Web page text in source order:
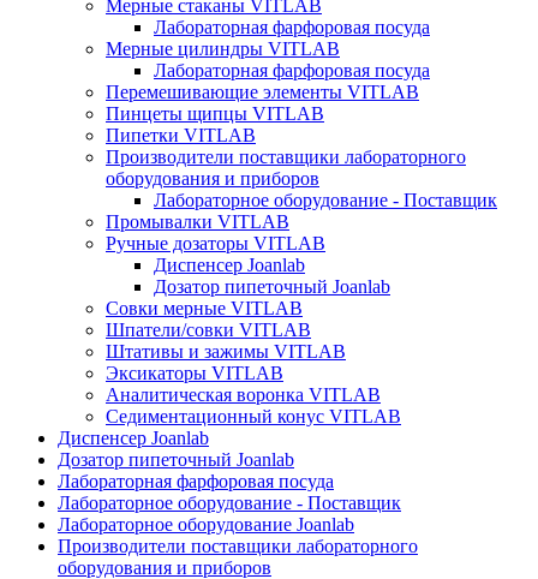
Мерные стаканы VITLAB
Лабораторная фарфоровая посуда
Мерные цилиндры VITLAB
Лабораторная фарфоровая посуда
Перемешивающие элементы VITLAB
Пинцеты щипцы VITLAB
Пипетки VITLAB
Производители поставщики лабораторного
оборудования и приборов
Лабораторное оборудование - Поставщик
Промывалки VITLAB
Ручные дозаторы VITLAB
Диспенсер Joanlab
Дозатор пипеточный Joanlab
Совки мерные VITLAB
Шпатели/совки VITLAB
Штативы и зажимы VITLAB
Эксикаторы VITLAB
Аналитическая воронка VITLAB
Седиментационный конус VITLAB
Диспенсер Joanlab
Дозатор пипеточный Joanlab
Лабораторная фарфоровая посуда
Лабораторное оборудование - Поставщик
Лабораторное оборудование Joanlab
Производители поставщики лабораторного
оборудования и приборов